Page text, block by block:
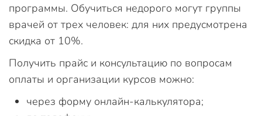
программы. Обучиться недорого могут группы
врачей от трех человек: для них предусмотрена
скидка от 10%.
Получить прайс и консультацию по вопросам
оплаты и организации курсов можно:
через форму онлайн-калькулятора;